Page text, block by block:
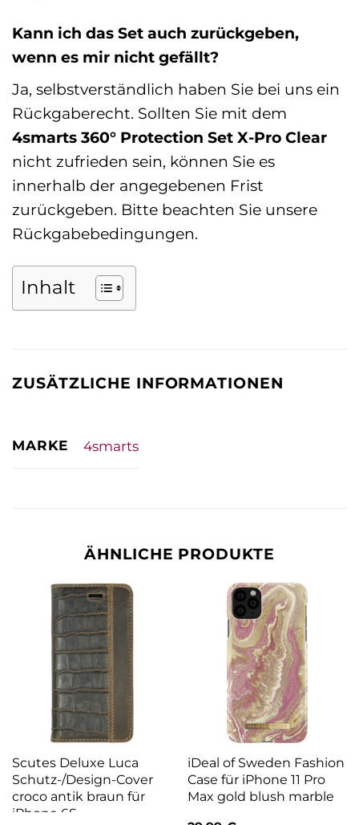
Kann ich das Set auch zurückgeben,
wenn es mir nicht gefällt?
Ja, selbstverständlich haben Sie bei uns ein
Rückgaberecht. Sollten Sie mit dem
4smarts 360° Protection Set X-Pro Clear
nicht zufrieden sein, können Sie es
innerhalb der angegebenen Frist
zurückgeben. Bitte beachten Sie unsere
Rückgabebedingungen.
Inhalt
ZUSÄTZLICHE INFORMATIONEN
MARKE 4smarts
ÄHNLICHE PRODUKTE
Scutes Deluxe Luca
Schutz-/Design-Cover
croco antik braun für
iPhone 6S
iDeal of Sweden Fashion
Case für iPhone 11 Pro
Max gold blush marble